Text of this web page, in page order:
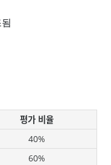
평가 비율
40%
60%